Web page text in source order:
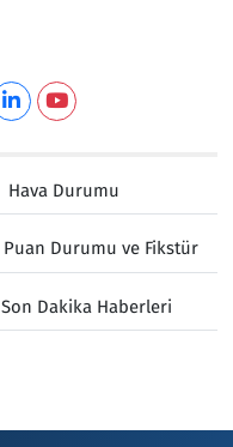
Hava Durumu
Puan Durumu ve Fikstür
Son Dakika Haberleri